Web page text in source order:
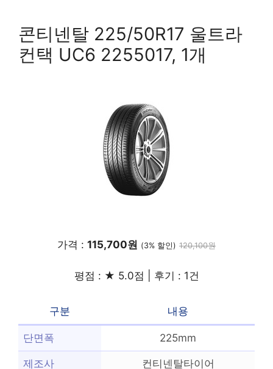
콘티넨탈 225/50R17 울트라
컨택 UC6 2255017, 1개
가격 : 115,700원 (3% 할인) 120,100원
평점 : ★ 5.0점 | 후기 : 1건
구분 내용
단면폭 225mm
제조사 컨티넨탈타이어